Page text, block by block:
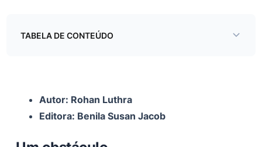
TABELA DE CONTEÚDO
Coisas no mercado
Autor: Rohan Luthra
Editora: Benila Susan Jacob